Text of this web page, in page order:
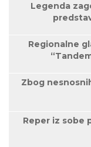
Legenda
Regionalne
Zbog
Reper iz sobe